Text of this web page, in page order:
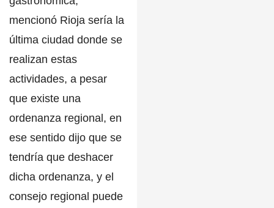
mencionó Rioja sería la
última ciudad donde se
realizan estas
actividades, a pesar
que existe una
ordenanza regional, en
ese sentido dijo que se
tendría que deshacer
dicha ordenanza, y el
consejo regional puede